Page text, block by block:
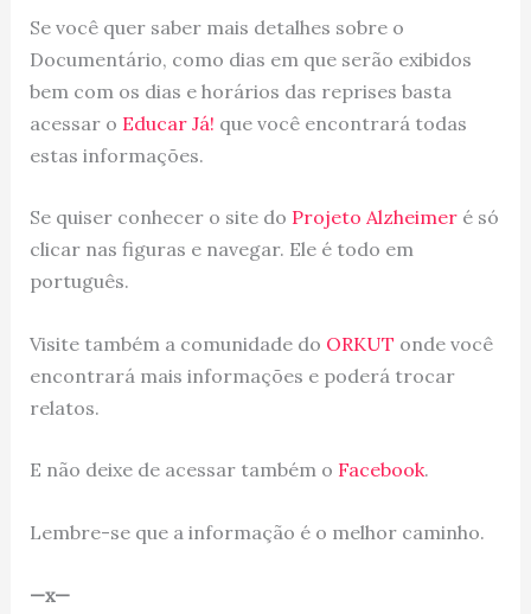
Se você quer saber mais detalhes sobre o
Documentário, como dias em que serão exibidos
bem com os dias e horários das reprises basta
acessar o Educar Já! que você encontrará todas
estas informações.
Se quiser conhecer o site do Projeto Alzheimeré só
clicar nas figuras e navegar. Ele é todo em
português.
Visite também a comunidade do ORKUT onde você
encontrará mais informações e poderá trocar
relatos.
E não deixe de acessar também o Facebook.
Lembre-se que a informação é o melhor caminho.
—x—